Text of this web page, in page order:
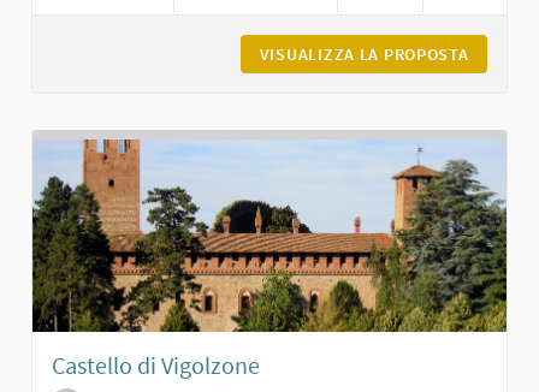
VISUALIZZA LA PROPOSTA
Castello di Vigolzone